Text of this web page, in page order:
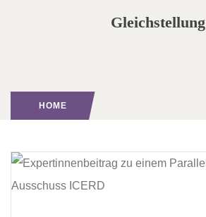
Gleichstellung
HOME